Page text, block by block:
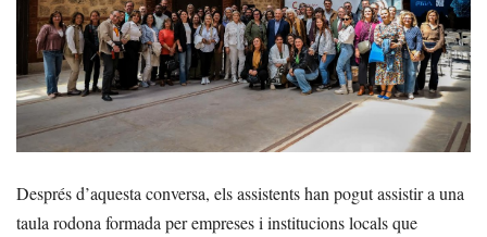
Després d’aquesta conversa, els assistents han pogut assistir a una
taula rodona formada per empreses i institucions locals que